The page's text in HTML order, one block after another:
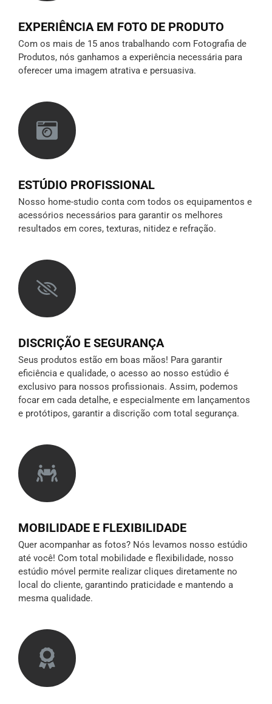
EXPERIÊNCIA EM FOTO DE PRODUTO
Com os mais de 15 anos trabalhando com Fotografia de
Produtos, nós ganhamos a experiência necessária para
oferecer uma imagem atrativa e persuasiva.
ESTÚDIO PROFISSIONAL
Nosso home-studio conta com todos os equipamentos e
acessórios necessários para garantir os melhores
resultados em cores, texturas, nitidez e refração.
DISCRIÇÃO E SEGURANÇA
Seus produtos estão em boas mãos! Para garantir
eficiência e qualidade, o acesso ao nosso estúdio é
exclusivo para nossos profissionais. Assim, podemos
focar em cada detalhe, e especialmente em lançamentos
e protótipos, garantir a discrição com total segurança.
MOBILIDADE E FLEXIBILIDADE
Quer acompanhar as fotos? Nós levamos nosso estúdio
até você! Com total mobilidade e flexibilidade, nosso
estúdio móvel permite realizar cliques diretamente no
local do cliente, garantindo praticidade e mantendo a
mesma qualidade.